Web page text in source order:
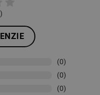
(0)
(0)
(0)